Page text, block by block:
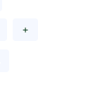
+